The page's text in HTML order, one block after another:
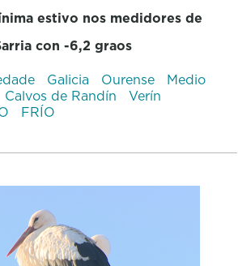
estivo nos medidores de
con -6,2 graos
Galicia Ourense
Medio
Calvos de Randín
Verín
FRÍO